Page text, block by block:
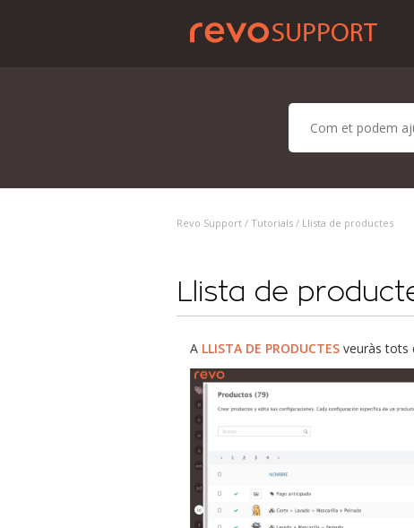
Revo Support / Tutorials / Llista de productes
Llista de
A LLISTA DE PRODUCTES veuràs tots